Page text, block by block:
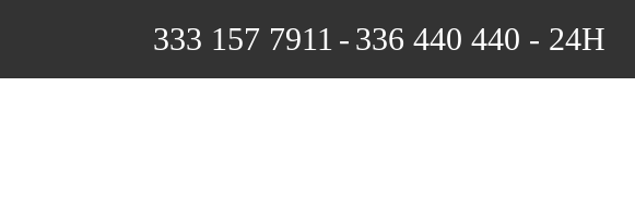
333 157 7911 - 336 440 440 - 24H